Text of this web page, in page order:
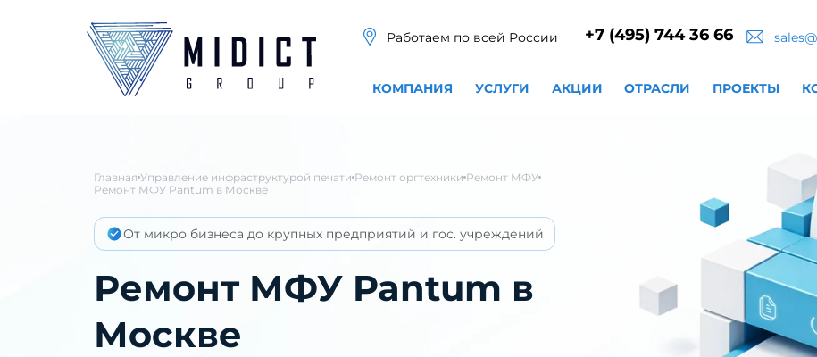
Работаем по всей России +7 (495) 744 36 66
КОМПАНИЯ УСЛУГИ АКЦИИ ОТРАСЛИ ПРОЕКТЫ
Главная Управление инфраструктурой печати Ремонт оргтехники Ремонт МФУ
Ремонт МФУ Pantum в Москве
От микро бизнеса до крупных предприятий и гос. учреждений
Ремонт МФУ Pantum в
Москве